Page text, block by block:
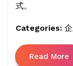
式。
Categories:
Read More